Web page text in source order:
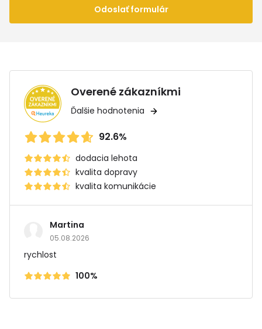
Odoslať formulár
Overené zákazníkmi
Ďalšie hodnotenia
92.6%
dodacia lehota
kvalita dopravy
kvalita komunikácie
Martina
05.08.2026
rychlost
100%